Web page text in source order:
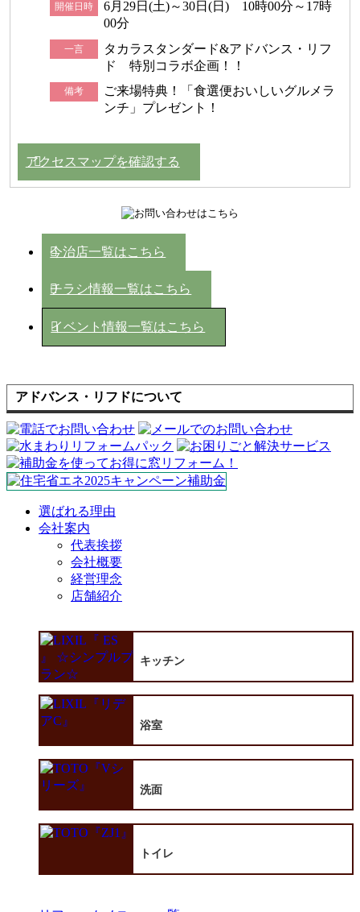
開催日時
6月29日(土)～30日(日) 10時00分～17時
00分
一言
タカラスタンダード&アドバンス・リフ
ド 特別コラボ企画！！
備考
ご来場特典！「食選便おいしいグルメラ
ンチ」プレゼント！
アクセスマップを確認する
今治店一覧はこちら
チラシ情報一覧はこちら
イベント情報一覧はこちら
アドバンス・リフドについて
選ばれる理由
会社案内
代表挨拶
会社概要
経営理念
店舗紹介
キッチン
浴室
洗面
トイレ